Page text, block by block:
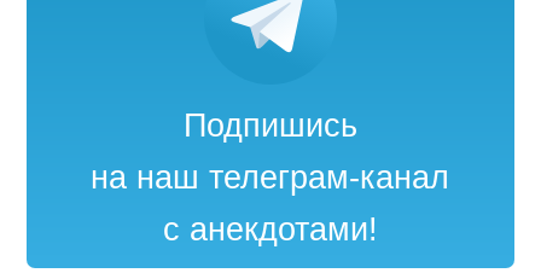
Подпишись
на наш телеграм-канал
с анекдотами!